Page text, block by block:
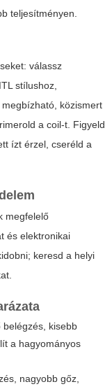
teljesítményen.
válassz
stílushoz,
közismert
a coil-t. Figyeld
ízt érzel, cseréld a
megfelelő
és elektronikai
keresd a helyi
kisebb
a hagyományos
nagyobb gőz,